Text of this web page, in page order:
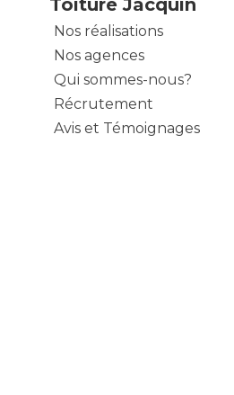
Toiture Jacquin
Nos réalisations
Nos agences
Qui sommes-nous?
Récrutement
Avis et Témoignages